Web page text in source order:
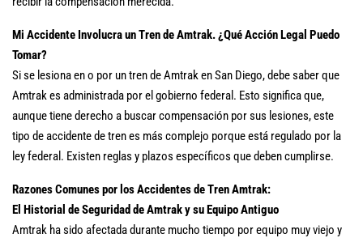
Mi Accidente Involucra un Tren de Amtrak. ¿Qué Acción Legal Puedo
Tomar?
Si se lesiona en o por un tren de Amtrak en San Diego, debe saber que
Amtrak es administrada por el gobierno federal. Esto significa que,
aunque tiene derecho a buscar compensación por sus lesiones, este
tipo de accidente de tren es más complejo porque está regulado por la
ley federal. Existen reglas y plazos específicos que deben cumplirse.
Razones Comunes por los Accidentes de Tren Amtrak:
El Historial de Seguridad de Amtrak y su Equipo Antiguo
Amtrak ha sido afectada durante mucho tiempo por equipo muy viejo y